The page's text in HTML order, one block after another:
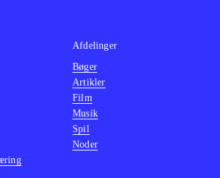
2006, der dog til
ulækre navne.
for familiens
6 år med hjælp fra
selvstændig
børn fra ca. 10 år.
enkelt opbygget og
tegninger, der gør
Afdelinger
Bøger
Artikler
Film
Musik
Spil
Noder